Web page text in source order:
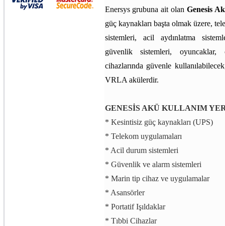
Enersys grubuna ait olan Genesis
güç kaynakları başta olmak üzere,
sistemleri, acil aydınlatma
güvenlik sistemleri,
cihazlarında güvenle
VRLA akülerdir.
GENESİS AKÜ KULLANIM
* Kesintisiz güç kaynakları (UPS)
* Telekom uygulamaları
* Acil durum sistemleri
* Güvenlik ve alarm sistemleri
* Marin tip cihaz ve uygulamalar
* Asansörler
* Portatif Işıldaklar
* Tıbbi Cihazlar